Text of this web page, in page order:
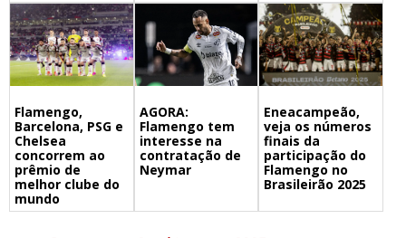
Flamengo,
Barcelona, PSG e
Chelsea
concorrem ao
prêmio de
melhor clube do
mundo
AGORA:
Flamengo tem
interesse na
contratação de
Neymar
Eneacampeão,
veja os números
finais da
participação do
Flamengo no
Brasileirão 2025